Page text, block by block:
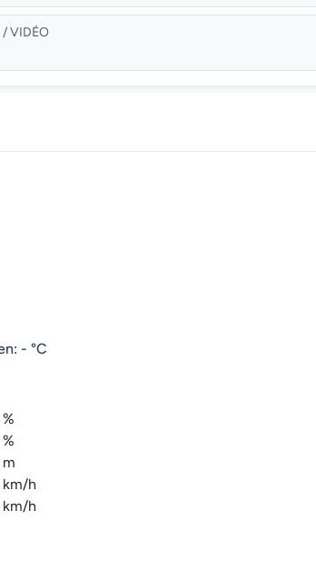
/ VIDÉO
- °C
km/h
km/h